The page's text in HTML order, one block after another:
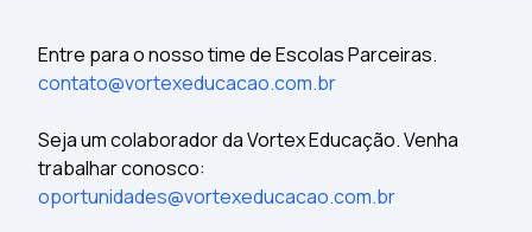
Entre para o nosso time de Escolas Parceiras.
contato@vortexeducacao.com.br
Seja um colaborador da Vortex Educação. Venha
trabalhar conosco:
oportunidades@vortexeducacao.com.br